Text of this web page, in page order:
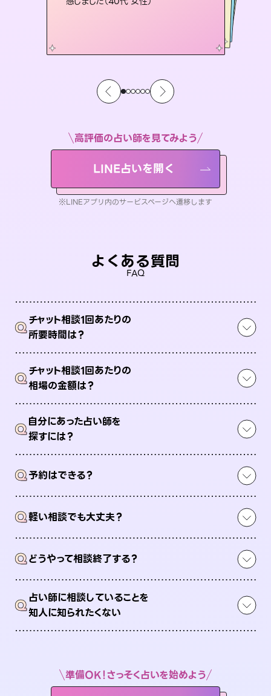
高評価の占い師を見てみよう
LINE占いを開く
※LINEアプリ内のサービスページへ遷移します
よくある質問
FAQ
Qチャット相談1回あたりの
所要時間は？
Qチャット相談1回あたりの
相場の金額は？
Q自分にあった占い師を
探すには？
Q予約はできる？
Q軽い相談でも大丈夫？
Qどうやって相談終了する？
Q占い師に相談していることを
知人に知られたくない
準備OK！さっそく占いを始めよう